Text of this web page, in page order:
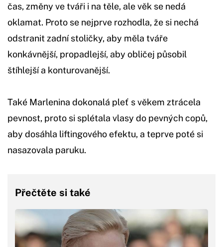
čas, změny ve tváři i na těle, ale věk se nedá
oklamat. Proto se nejprve rozhodla, že si nechá
odstranit zadní stoličky, aby měla tváře
konkávnější, propadlejší, aby obličej působil
štíhlejší a konturovanější.
Také Marlenina dokonalá pleť s věkem ztrácela
pevnost, proto si splétala vlasy do pevných copů,
aby dosáhla liftingového efektu, a teprve poté si
nasazovala paruku.
Přečtěte si také